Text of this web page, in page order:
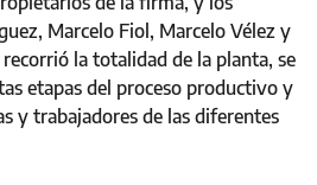
Marcelo Fiol, Marcelo Vélez y
la totalidad de la planta, se
etapas del proceso productivo y
y trabajadores de las diferentes